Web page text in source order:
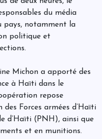
du média
pays, notamment la
politique et
Michon a apporté des
à Haïti dans le
repose
Forces armées d’Haïti
d’Haïti (PNH), ainsi que
et en munitions.